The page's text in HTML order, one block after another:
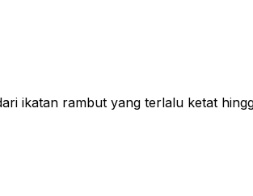
ikatan rambut yang terlalu ketat